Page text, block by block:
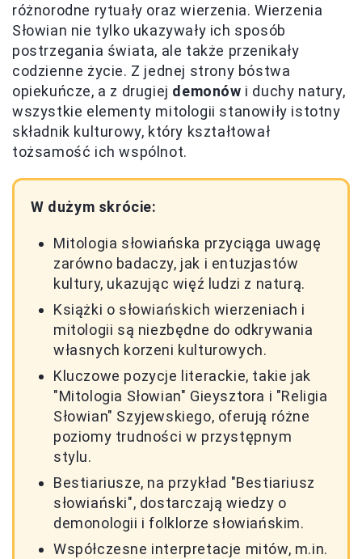
różnorodne rytuały oraz wierzenia. Wierzenia
Słowian nie tylko ukazywały ich sposób
postrzegania świata, ale także przenikały
codzienne życie. Z jednej strony bóstwa
opiekuńcze, a z drugiej demonów i duchy natury,
wszystkie elementy mitologii stanowiły istotny
składnik kulturowy, który kształtował
tożsamość ich wspólnot.
W dużym skrócie:
Mitologia słowiańska przyciąga uwagę
zarówno badaczy, jak i entuzjastów
kultury, ukazując więź ludzi z naturą.
Książki o słowiańskich wierzeniach i
mitologii są niezbędne do odkrywania
własnych korzeni kulturowych.
Kluczowe pozycje literackie, takie jak
"Mitologia Słowian" Gieysztora i "Religia
Słowian" Szyjewskiego, oferują różne
poziomy trudności w przystępnym
stylu.
Bestiariusze, na przykład "Bestiariusz
słowiański", dostarczają wiedzy o
demonologii i folklorze słowiańskim.
Współczesne interpretacje mitów, m.in.